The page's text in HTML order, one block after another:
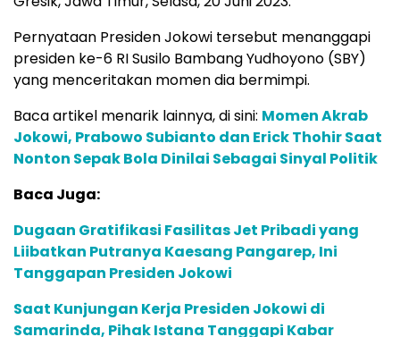
Pernyataan Presiden Jokowi tersebut menanggapi
presiden ke-6 RI Susilo Bambang Yudhoyono (SBY)
yang menceritakan momen dia bermimpi.
Baca artikel menarik lainnya, di sini: Momen Akrab
Jokowi, Prabowo Subianto dan Erick Thohir Saat
Nonton Sepak Bola Dinilai Sebagai Sinyal Politik
Baca Juga:
Dugaan Gratifikasi Fasilitas Jet Pribadi yang
Liibatkan Putranya Kaesang Pangarep, Ini
Tanggapan Presiden Jokowi
Saat Kunjungan Kerja Presiden Jokowi di
Samarinda, Pihak Istana Tanggapi Kabar